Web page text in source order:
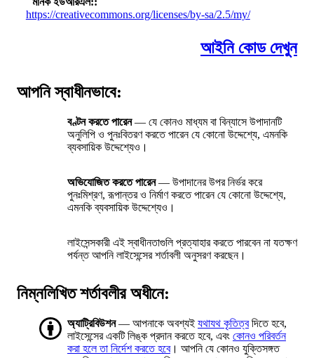
https://creativecommons.org/licenses/by-sa/2.5/my/
আইনি কোড দেখুন
আপনি স্বাধীনভাবে:
বণ্টন করতে পারেন— যে কোনও মাধ্যম বা বিন্যাসে উপাদানটি
অনুলিপি ও পুনঃবিতরণ করতে পারেন যে কোনো উদ্দেশ্যে, এমনকি
ব্যবসায়িক উদ্দেশ্যেও।
অভিযোজিত করতে পারেন— উপাদানের উপর নির্ভর করে
পুনঃমিশ্রণ, রূপান্তর ও নির্মাণ করতে পারেন যে কোনো উদ্দেশ্যে,
এমনকি ব্যবসায়িক উদ্দেশ্যেও।
লাইসেন্সকারী এই স্বাধীনতাগুলি প্রত্যাহার করতে পারবেন না যতক্ষণ
পর্যন্ত আপনি লাইসেন্সের শর্তাবলী অনুসরণ করছেন।
নিম্নলিখিত শর্তাবলীর অধীনে:
অ্যাট্রিবিউশন— আপনাকে অবশ্যই যথাযথ কৃতিত্বদিতে হবে,
লাইসেন্সের একটি লিঙ্ক প্রদান করতে হবে, এবং কোনও পরিবর্তন
করা হলে তা নির্দেশ করতে হবে। আপনি যে কোনও যুক্তিসঙ্গত